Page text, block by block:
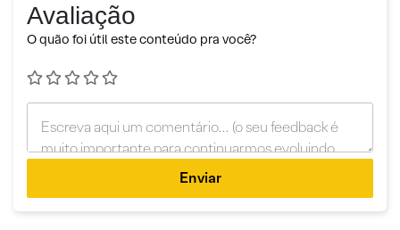
Avaliação
O quão foi útil este conteúdo pra você?
Enviar